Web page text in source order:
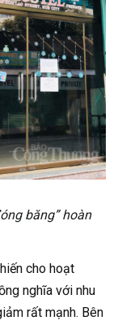
băng” hoàn
cho hoạt
nghĩa với nhu
rất mạnh. Bên